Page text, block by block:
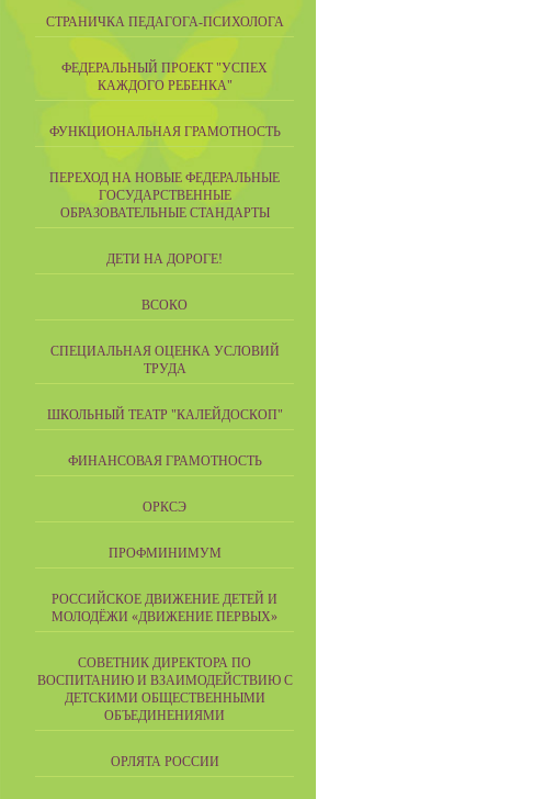
СТРАНИЧКА ПЕДАГОГА-ПСИХОЛОГА
ФЕДЕРАЛЬНЫЙ ПРОЕКТ "УСПЕХ
КАЖДОГО РЕБЕНКА"
ФУНКЦИОНАЛЬНАЯ ГРАМОТНОСТЬ
ПЕРЕХОД НА НОВЫЕ ФЕДЕРАЛЬНЫЕ
ГОСУДАРСТВЕННЫЕ
ОБРАЗОВАТЕЛЬНЫЕ СТАНДАРТЫ
ДЕТИ НА ДОРОГЕ!
ВСОКО
СПЕЦИАЛЬНАЯ ОЦЕНКА УСЛОВИЙ
ТРУДА
ШКОЛЬНЫЙ ТЕАТР "КАЛЕЙДОСКОП"
ФИНАНСОВАЯ ГРАМОТНОСТЬ
ОРКСЭ
ПРОФМИНИМУМ
РОССИЙСКОЕ ДВИЖЕНИЕ ДЕТЕЙ И
МОЛОДЁЖИ «ДВИЖЕНИЕ ПЕРВЫХ»
СОВЕТНИК ДИРЕКТОРА ПО
ВОСПИТАНИЮ И ВЗАИМОДЕЙСТВИЮ С
ДЕТСКИМИ ОБЩЕСТВЕННЫМИ
ОБЪЕДИНЕНИЯМИ
ОРЛЯТА РОССИИ